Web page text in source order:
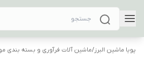
پویا ماشین البرز/ماشین آلات فرآوری و بسته بندی